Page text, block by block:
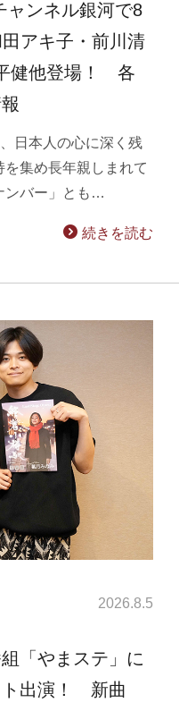
ャンネル銀河で8
アキ子・前川清
健他登場！ 各
日本人の心に深く残
集め長年親しまれて
ンバー」とも…
続きを読む
2026.8.5
「やまステ」に
ト出演！ 新曲